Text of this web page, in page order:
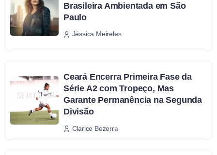
Brasileira Ambientada em São
Paulo
Jéssica Meireles
Ceará Encerra Primeira Fase da
Série A2 com Tropeço, Mas
Garante Permanência na Segunda
Divisão
Clarice Bezerra